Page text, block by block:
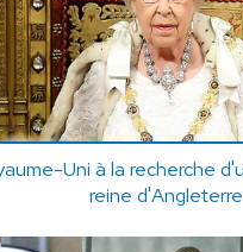
Uni à la recherche
reine d'Angleterre